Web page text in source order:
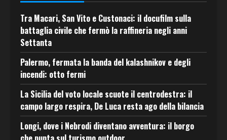
Tra Macari, San Vito e Custonaci: il docufilm sulla
battaglia civile che fermò la raffineria negli anni
Settanta
Palermo, fermata la banda del kalashnikov e degli
incendi: otto fermi
La Sicilia del voto locale scuote il centrodestra: il
campo largo respira, De Luca resta ago della bilancia
Longi, dove i Nebrodi diventano avventura: il borgo